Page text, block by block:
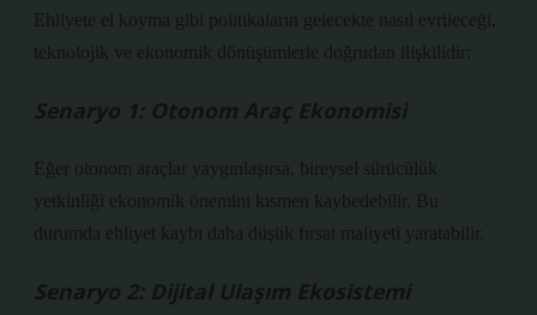
Ehliyete el koyma gibi politikaların gelecekte nasıl evrileceği,
teknolojik ve ekonomik dönüşümlerle doğrudan ilişkilidir:
Senaryo 1: Otonom Araç Ekonomisi
Eğer otonom araçlar yaygınlaşırsa, bireysel sürücülük
yetkinliği ekonomik önemini kısmen kaybedebilir. Bu
durumda ehliyet kaybı daha düşük fırsat maliyeti yaratabilir.
Senaryo 2: Dijital Ulaşım Ekosistemi